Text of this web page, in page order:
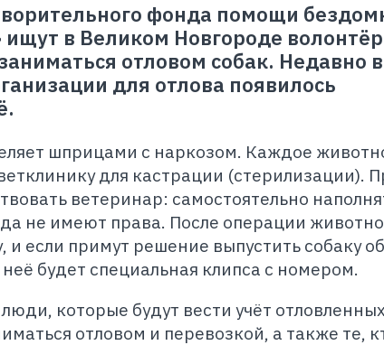
фонда помощи
в Великом Новгороде
отловом собак. Недавно в
для отлова появилось
шприцами с наркозом. Каждое
для кастрации (стерилизации).
ветеринар: самостоятельно
не имеют права. После операции
и если примут решение выпустить собаку
будет специальная клипса с номером.
которые будут вести учёт
отловом и перевозкой, а также те,